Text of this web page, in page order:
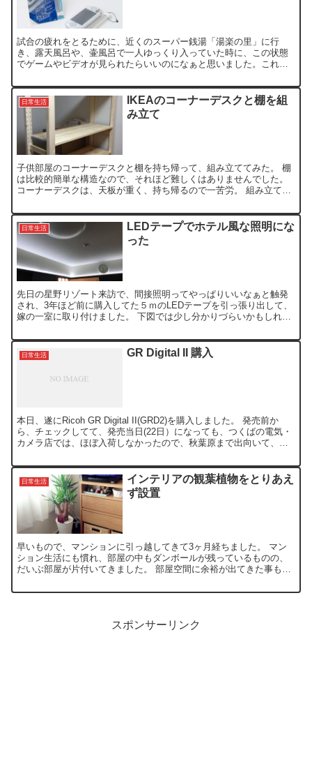
試合の疲れをとるために、近くのスーパー銭湯「湯楽の里」に行
き、露天風呂や、壷風呂で一人ゆっくり入っていた時に、この状態
でゲームやビデオが見られたらいいのになぁと思いました。これか
せ...
日常生活
IKEAのコーナーデスクと棚を組
み立て
子供部屋のコーナーデスクと棚を持ち帰って、組み立ててみた。 棚
は比較的簡単な構造なので、それほど難しくはありませんでした。
コーナーデスクは、天板が重く、持ち帰るので一苦労。 組み立て説
日常生活
LEDテープでホテル風な照明にな
った
先日の星野リゾート来訪で、間接照明ってやっぱりいいなぁと触発
され、3年ほど前に購入してた５ｍのLEDテープを引っ張り出して、
嫁の一室に取り付けました。 下図では少し分かりづらいかもしれま
日常生活 GR Digital II 購入
本日、遂にRicoh GR Digital II(GRD2)を購入しました。 発売前か
ら、チェックしてて、発売当日(22日）になっても、つくばの電気・
カメラ店では、ほぼ入荷しなかったので、秋葉原まで出向いて、購
日常生活
インテリアの観葉植物をとりあえ
ず設置
早いもので、マンションに引っ越してきて3ヶ月経ちました。 マン
ション生活にも慣れ、部屋の中もダンボールが残っているものの、
だいぶ部屋が片付いてきました。 部屋空間に余裕が出てきた事もあ
スポンサーリンク